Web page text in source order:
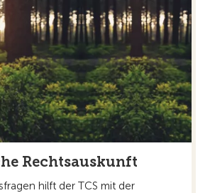
Rechtsauskunft
hilft der TCS mit der